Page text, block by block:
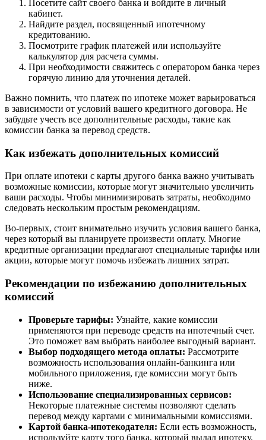
Посетите сайт своего банка и войдите в личный
кабинет.
Найдите раздел, посвященный ипотечному
кредитованию.
Посмотрите график платежей или используйте
калькулятор для расчета суммы.
При необходимости свяжитесь с оператором банка через
горячую линию для уточнения деталей.
Важно помнить, что платеж по ипотеке может варьироваться
в зависимости от условий вашего кредитного договора. Не
забудьте учесть все дополнительные расходы, такие как
комиссии банка за перевод средств.
Как избежать дополнительных комиссий
При оплате ипотеки с карты другого банка важно учитывать
возможные комиссии, которые могут значительно увеличить
ваши расходы. Чтобы минимизировать затраты, необходимо
следовать нескольким простым рекомендациям.
Во-первых, стоит внимательно изучить условия вашего банка,
через который вы планируете произвести оплату. Многие
кредитные организации предлагают специальные тарифы или
акции, которые могут помочь избежать лишних затрат.
Рекомендации по избежанию дополнительных
комиссий
Проверьте тарифы: Узнайте, какие комиссии
применяются при переводе средств на ипотечный счет.
Это поможет вам выбрать наиболее выгодный вариант.
Выбор подходящего метода оплаты: Рассмотрите
возможность использования онлайн-банкинга или
мобильного приложения, где комиссии могут быть
ниже.
Использование специализированных сервисов:
Некоторые платежные системы позволяют сделать
перевод между картами с минимальными комиссиями.
Картой банка-ипотекодателя: Если есть возможность,
используйте карту того банка, который выдал ипотеку.